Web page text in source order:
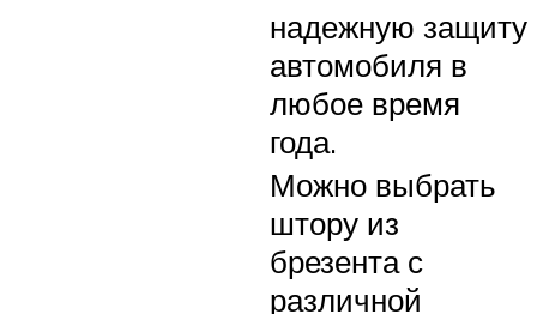
надежную защиту
автомобиля в
любое время
года.
Можно выбрать
штору из
брезента с
различной